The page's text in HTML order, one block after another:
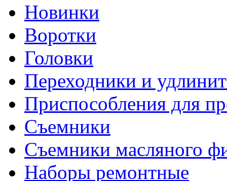
Новинки
Воротки
Головки
Переходники и
Приспособления для
Съемники
Съемники масляного
Наборы ремонтные